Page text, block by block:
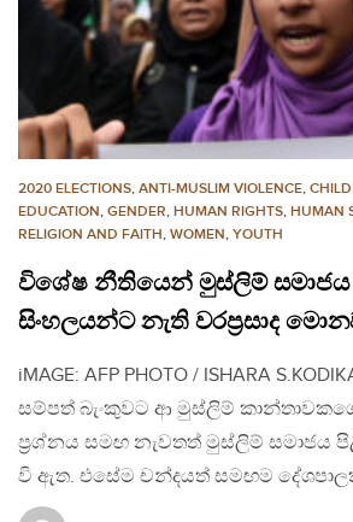
2020 ELECTIONS, ANTI-MUSLIM VIOLENCE,
EDUCATION, GENDER, HUMAN RIGHTS, HUMAN
RELIGION AND FAITH, WOMEN, YOUTH
විශේෂ නීතියෙන් මුස්ලිම්
සිංහලයන්ට නැති වරප්‍රසාද
iMAGE: AFP PHOTO / ISHARA
සම්පත් බැංකුවට ආ මුස්ලිම්
ප්‍රශ්නය සමඟ නැවතත් මුස්ලිම් සමාජය
වි ඇත. එසේම චන්දයත් සමඟම